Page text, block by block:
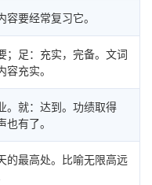
容要经常复习它。
；足：充实，完备。文词
容充实。
。就：达到。功绩取得
也有了。
的最高处。比喻无限高远